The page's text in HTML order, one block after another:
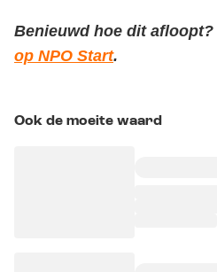
Benieuwd hoe dit afloopt?
op NPO Start.
Ook de moeite waard